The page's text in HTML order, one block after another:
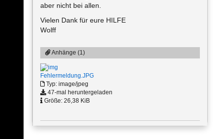
aber nicht bei allen.
Vielen Dank für eure HILFE
Wolff
Anhänge (1)
Fehlermeldung.JPG
Typ: image/jpeg
47-mal heruntergeladen
Größe: 26,38 KiB